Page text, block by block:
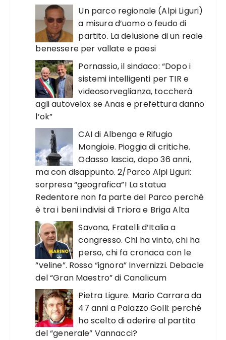
Un parco regionale (Alpi Liguri)
a misura d’uomo o feudo di
partito. La delusione di un reale
benessere per vallate e paesi
Pornassio, il sindaco: “Dopo i
sistemi intelligenti per TIR e
videosorveglianza, toccherà
agli autovelox se Anas e prefettura danno
l’ok”
CAI di Albenga e Rifugio
Mongioie. Pioggia di critiche.
Odasso lascia, dopo 36 anni,
ma con disappunto. 2/Parco Alpi Liguri:
sorpresa “geografica”! La statua
Redentore non fa parte del Parco perché
è tra i beni indivisi di Triora e Briga Alta
Savona, Fratelli d’Italia a
congresso. Chi ha vinto, chi ha
perso, chi fa cronaca con le
“veline”. Rosso “ignora” Invernizzi. Debacle
del “Gran Maestro” di Canalicum
Pietra Ligure. Mario Carrara da
47 anni a Palazzo Golli: perché
ho scelto di aderire al partito
del “generale” Vannacci?